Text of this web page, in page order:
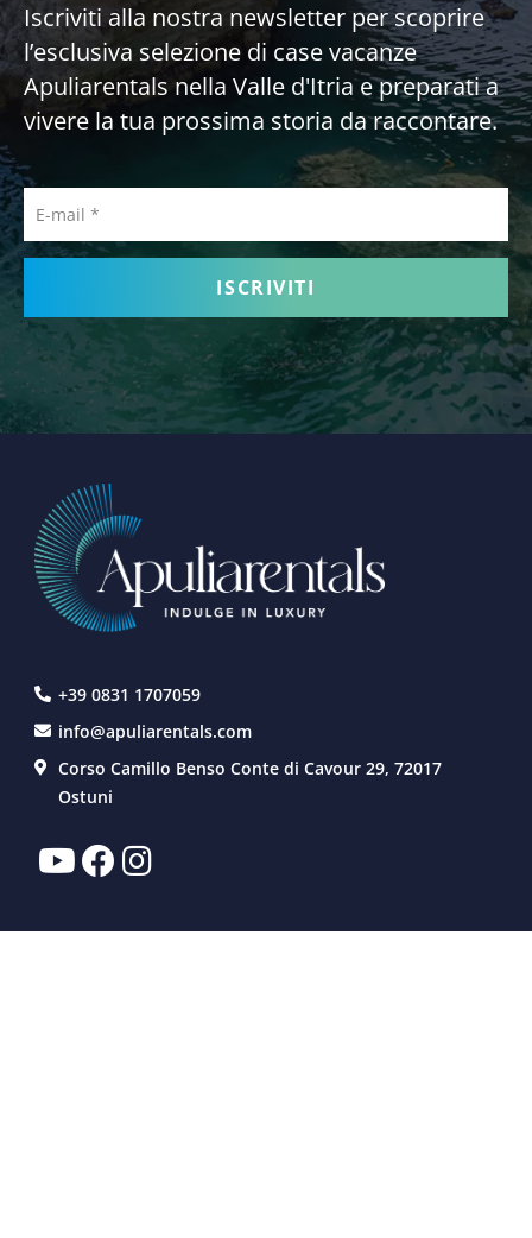
Iscriviti alla nostra newsletter per scoprire
l’esclusiva selezione di case vacanze
Apuliarentals nella Valle d'Itria e preparati a
vivere la tua prossima storia da raccontare.
E-mail
+39 0831 1707059
info@apuliarentals.com
Corso Camillo Benso Conte di Cavour 29, 72017
Ostuni